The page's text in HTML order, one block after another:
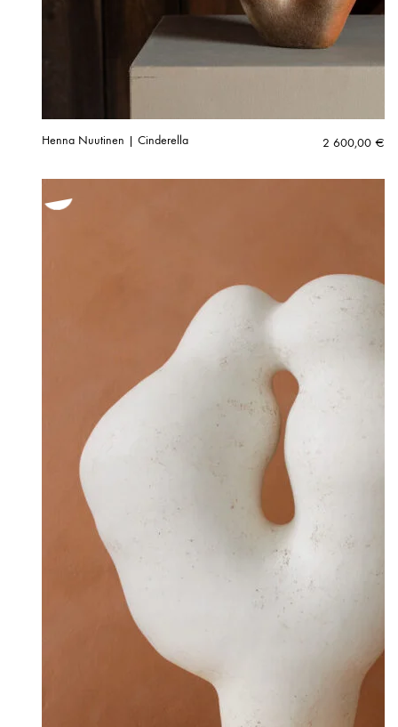
Henna Nuutinen | Cinderella 2 600,00 €